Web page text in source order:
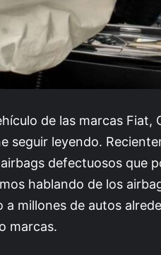
de las marcas Fiat,
seguir leyendo.
defectuosos que
hablando de los
millones de autos
marcas.